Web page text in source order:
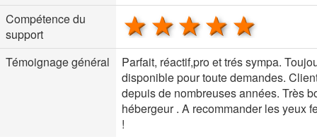
Compétence du
support
4 stars
3 stars
2 stars
1 star
Témoignage général
Parfait, réactif,pro et trés sympa.
disponible pour toute demandes.
depuis de nombreuses années. Très
hébergeur . A recommander les yeux
!